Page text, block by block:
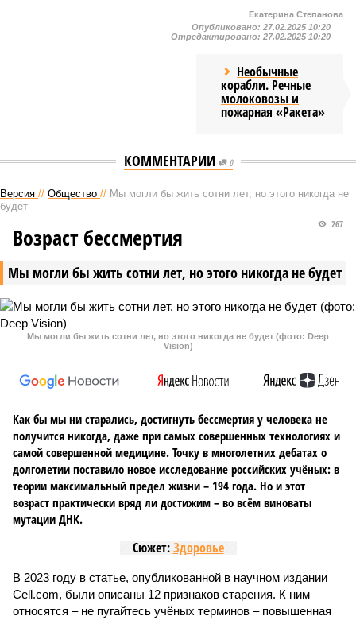
Екатерина Степанова
Опубликовано: 27.02.2025 10:20
Отредактировано: 27.02.2025 10:20
Необычные
корабли. Речные
молоковозы и
пожарная «Ракета»
КОММЕНТАРИИ 0
Версия // Общество // Мы могли бы жить сотни лет, но этого никогда не
будет
Мы могли бы жить сотни лет, но этого никогда не будет
267
Возраст бессмертия
Мы могли бы жить сотни лет, но этого никогда не будет (фото: Deep
Vision)
Как бы мы ни старались, достигнуть бессмертия у человека не
получится никогда, даже при самых совершенных технологиях и
самой совершенной медицине. Точку в многолетних дебатах о
долголетии поставило новое исследование российских учёных: в
теории максимальный предел жизни – 194 года. Но и этот
возраст практически вряд ли достижим – во всём виноваты
мутации ДНК.
Сюжет:Здоровье
В 2023 году в статье, опубликованной в научном издании
Cell.com, были описаны 12 признаков старения. К ним
относятся – не пугайтесь учёных терминов – повышенная